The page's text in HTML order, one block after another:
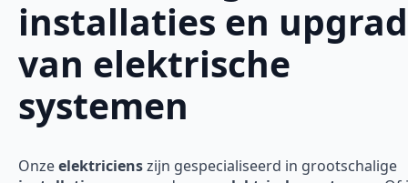
installaties en
van elektrische
systemen
Onzeelektricienszijn gespecialiseerd in grootschalige